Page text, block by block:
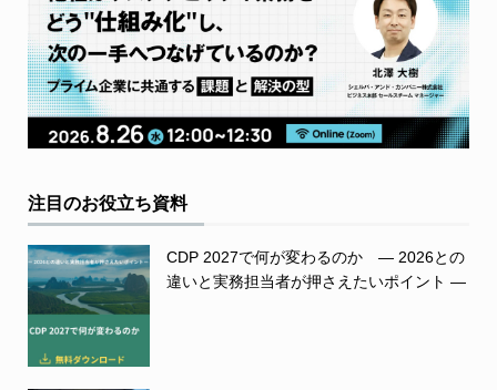
注目のお役立ち資料
CDP 2027で何が変わるのか ― 2026との
違いと実務担当者が押さえたいポイント ―